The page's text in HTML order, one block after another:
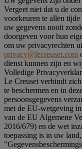
Vergeet niet dat u de
voorkeuren te allen
uw gegevens nooit
doorgeven voor hun
om uw privacyrechten
privacy@lecreuset.com
dienst kunnen zijn en
Volledige
Le Creuset verbindt
te beschermen en in
persoonsgegevens
met de EU-wetgeving
van de EU Algemene
2016/679) en de wet
toepassing is in uw